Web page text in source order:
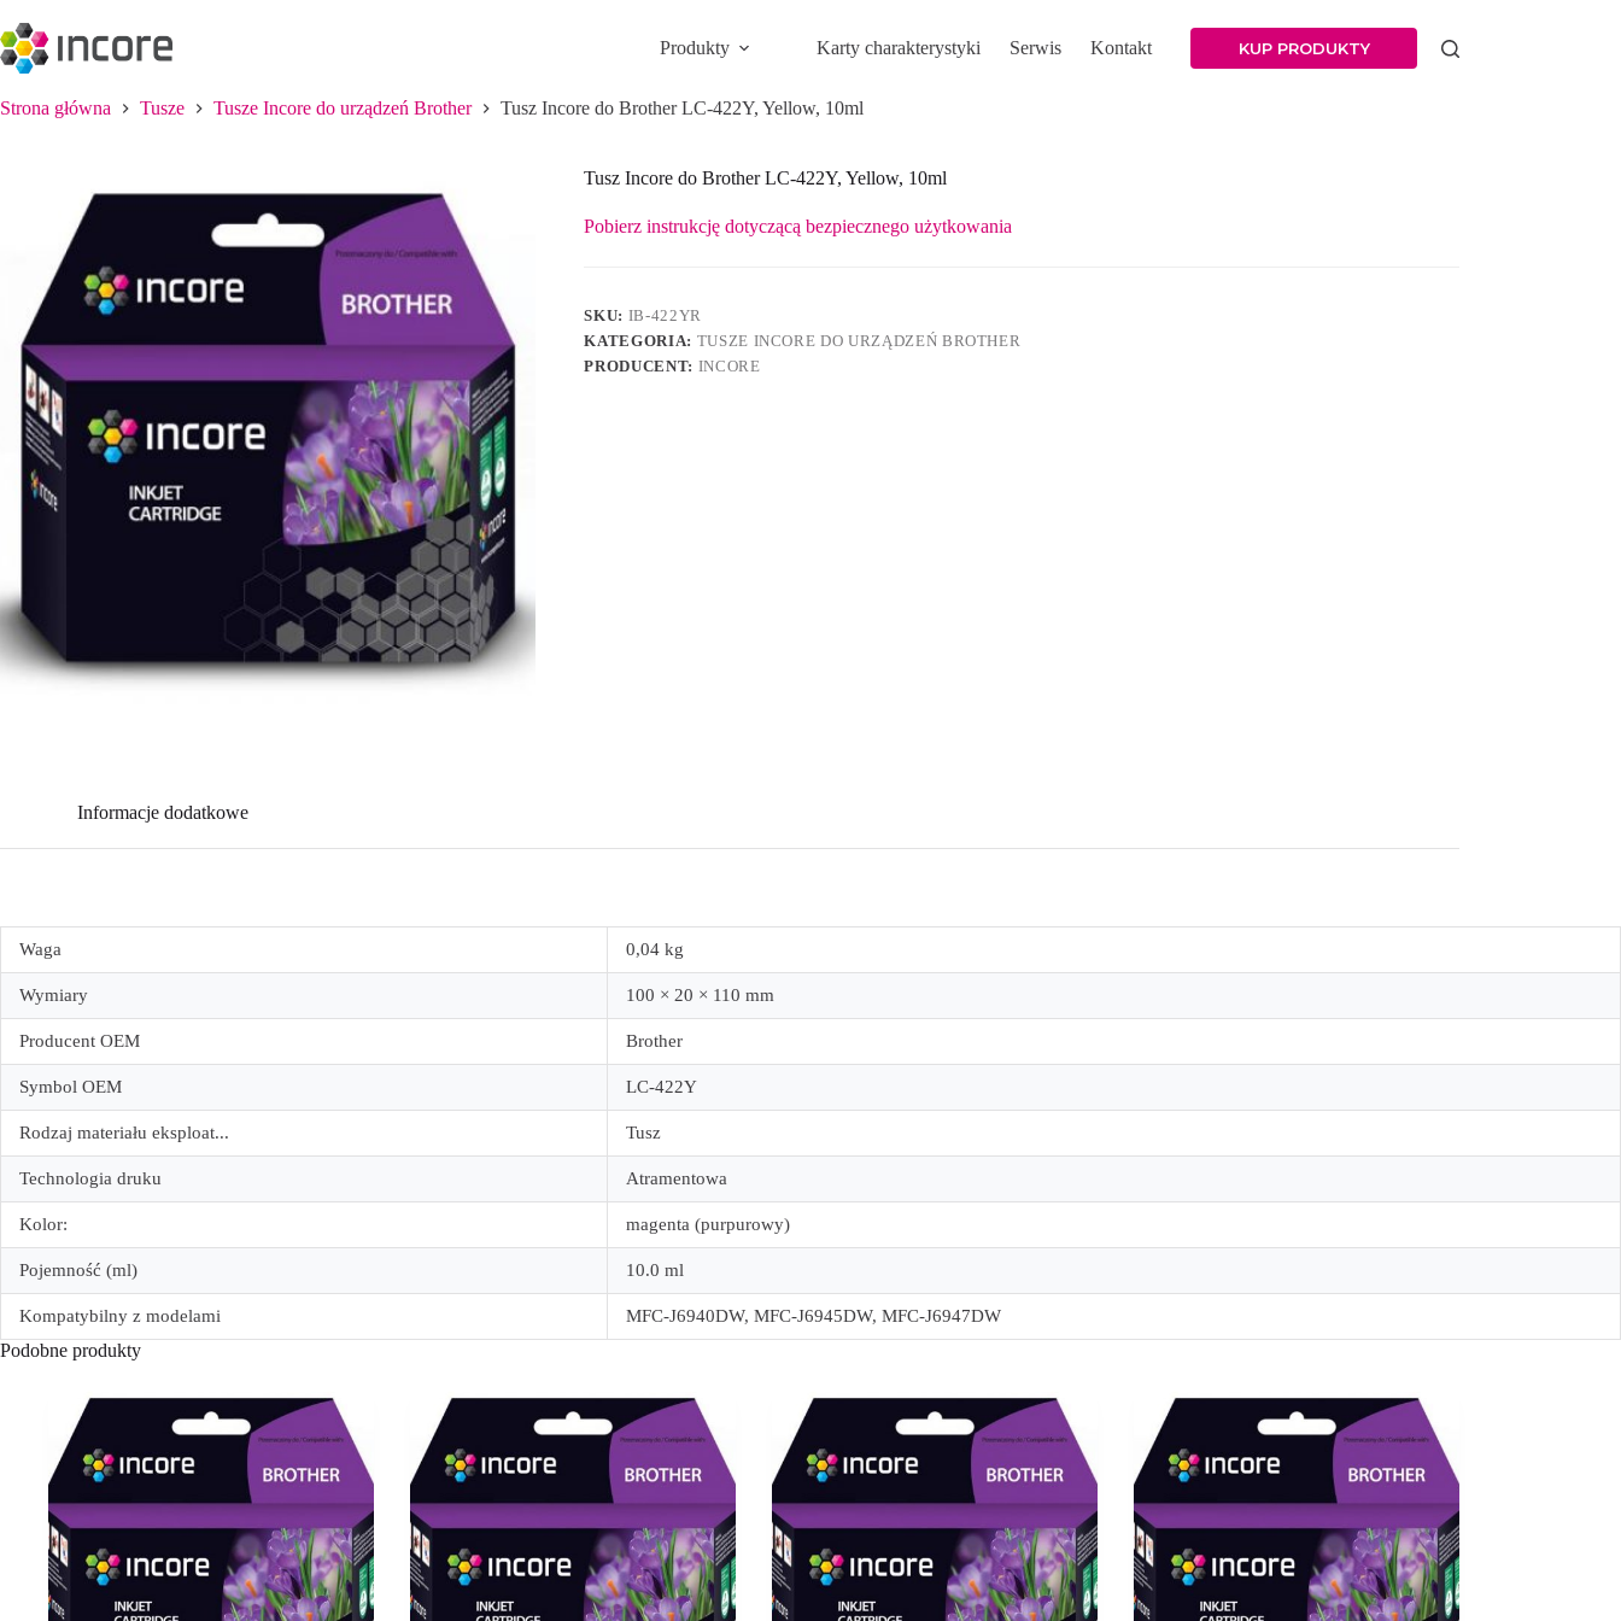
do
treści
Produkty Karty charakterystyki Serwis Kontakt KUP PRODUKTY
Strona główna Tusze Tusze Incore do urządzeń Brother Tusz Incore do Brother LC-422Y, Yellow, 10ml
Tusz Incore do Brother LC-422Y, Yellow, 10ml
Pobierz instrukcję dotyczącą bezpiecznego użytkowania
SKU: IB-422YR
KATEGORIA: TUSZE INCORE DO URZĄDZEŃ BROTHER
PRODUCENT: INCORE
Informacje dodatkowe
Waga 0,04 kg
Wymiary 100 × 20 × 110 mm
Producent OEM Brother
Symbol OEM LC-422Y
Rodzaj materiału eksploat... Tusz
Technologia druku Atramentowa
Kolor: magenta (purpurowy)
Pojemność (ml) 10.0 ml
Kompatybilny z modelami MFC-J6940DW, MFC-J6945DW, MFC-J6947DW
Podobne produkty